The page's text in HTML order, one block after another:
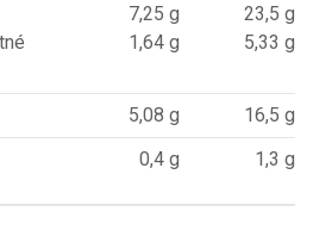
7,25 g
1,64 g
23,5 g
5,33 g
5,08 g
16,5 g
0,4 g 1,3 g